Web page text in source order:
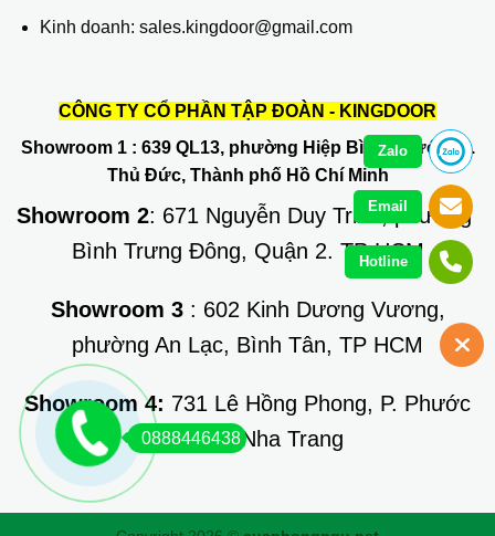
Kinh doanh: sales.kingdoor@gmail.com
CÔNG TY CỔ PHẦN TẬP ĐOÀN - KINGDOOR
Showroom 1: 639 QL13, phường Hiệp Bình Phước, Q.
Thủ Đức, Thành phố Hồ Chí Minh
Showroom 2: 671 Nguyễn Duy Trinh, phường
Bình Trưng Đông, Quận 2. TP HCM
Showroom 3: 602 Kinh Dương Vương,
phường An Lạc, Bình Tân, TP HCM
Showroom 4: 731 Lê Hồng Phong, P. Phước
Long, TP Nha Trang
0888446438
Zalo
Email
Hotline